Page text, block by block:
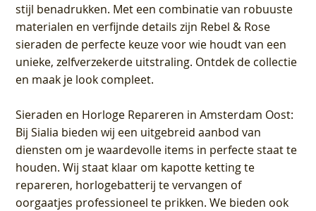
stijl benadrukken. Met een combinatie van robuuste
materialen en verfijnde details zijn Rebel & Rose
sieraden de perfecte keuze voor wie houdt van een
unieke, zelfverzekerde uitstraling. Ontdek de collectie
en maak je look compleet.
Sieraden en Horloge Repareren in Amsterdam Oost:
Bij Sialia bieden wij een uitgebreid aanbod van
diensten om je waardevolle items in perfecte staat te
houden. Wij staat klaar om kapotte ketting te
repareren, horlogebatterij te vervangen of
oorgaatjes professioneel te prikken. We bieden ook